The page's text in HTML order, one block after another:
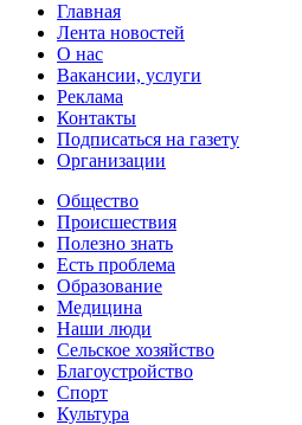
Главная
Лента новостей
О нас
Вакансии, услуги
Реклама
Контакты
Подписаться на газету
Организации
Общество
Происшествия
Полезно знать
Есть проблема
Образование
Медицина
Наши люди
Сельское хозяйство
Благоустройство
Спорт
Культура